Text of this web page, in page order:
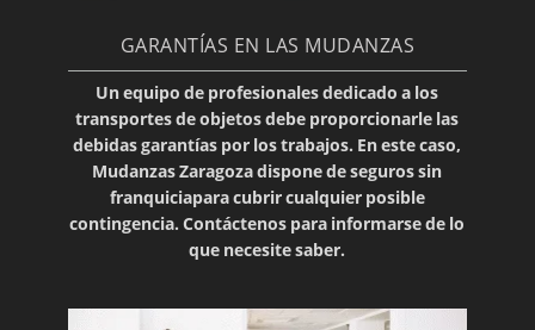
GARANTÍAS EN LAS MUDANZAS
Un equipo de profesionales dedicado a los
transportes de objetos debe proporcionarle las
debidasgarantías por los trabajos. En este caso,
Mudanzas Zaragoza dispone deseguros sin
franquiciapara cubrir cualquier posible
contingencia.Contáctenos para informarse de lo
que necesite saber.